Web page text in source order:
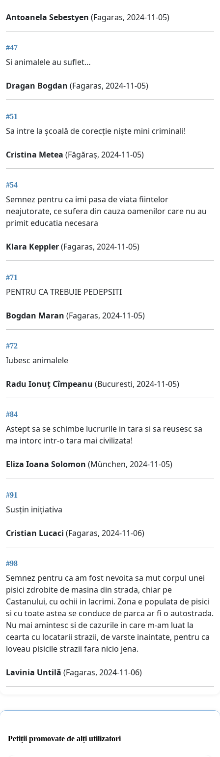
Antoanela Sebestyen (Fagaras, 2024-11-05)
#47
Si animalele au suflet…
Dragan Bogdan (Fagaras, 2024-11-05)
#51
Sa intre la școală de corecție niște mini criminali!
Cristina Metea (Făgăraș, 2024-11-05)
#54
Semnez pentru ca imi pasa de viata fiintelor
neajutorate, ce sufera din cauza oamenilor care nu au
primit educatia necesara
Klara Keppler(Fagaras, 2024-11-05)
#71
PENTRU CA TREBUIE PEDEPSITI
Bogdan Maran (Fagaras, 2024-11-05)
#72
Iubesc animalele
Radu Ionuț Cîmpeanu (Bucuresti, 2024-11-05)
#84
Astept sa se schimbe lucrurile in tara si sa reusesc sa
ma intorc intr-o tara mai civilizata!
Eliza Ioana Solomon (München, 2024-11-05)
#91
Susțin inițiativa
Cristian Lucaci (Fagaras, 2024-11-06)
#98
Semnez pentru ca am fost nevoita sa mut corpul unei
pisici zdrobite de masina din strada, chiar pe
Castanului, cu ochii in lacrimi. Zona e populata de pisici
si cu toate astea se conduce de parca ar fi o autostrada.
Nu mai amintesc si de cazurile in care m-am luat la
cearta cu locatarii strazii, de varste inaintate, pentru ca
loveau pisicile strazii fara nicio jena.
Lavinia Untilă (Fagaras, 2024-11-06)
Petiții promovate de alți utilizatori